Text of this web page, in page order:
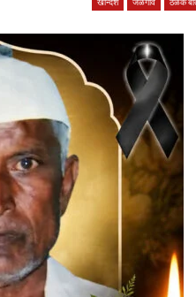
खान्देश जळगाव ठळक